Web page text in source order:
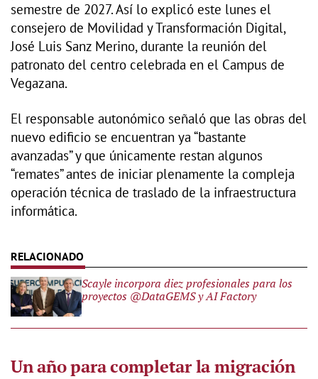
semestre de 2027. Así lo explicó este lunes el
consejero de Movilidad y Transformación Digital,
José Luis Sanz Merino, durante la reunión del
patronato del centro celebrada en el Campus de
Vegazana.
El responsable autonómico señaló que las obras del
nuevo edificio se encuentran ya “bastante
avanzadas” y que únicamente restan algunos
“remates” antes de iniciar plenamente la compleja
operación técnica de traslado de la infraestructura
informática.
Scayle incorpora diez profesionales para los
proyectos @DataGEMS y AI Factory
Un año para completar la migración